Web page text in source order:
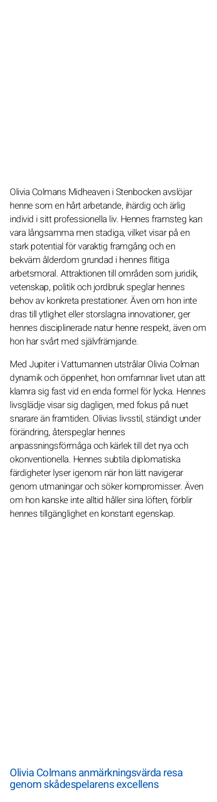
Olivia Colmans Midheaven i Stenbocken avslöjar
henne som en hårt arbetande, ihärdig och ärlig
individ i sitt professionella liv. Hennes framsteg kan
vara långsamma men stadiga, vilket visar på en
stark potential för varaktig framgång och en
bekväm ålderdom grundad i hennes flitiga
arbetsmoral. Attraktionen till områden som juridik,
vetenskap, politik och jordbruk speglar hennes
behov av konkreta prestationer. Även om hon inte
dras till ytlighet eller storslagna innovationer, ger
hennes disciplinerade natur henne respekt, även om
hon har svårt med självfrämjande.
Med Jupiter i Vattumannen utstrålar Olivia Colman
dynamik och öppenhet, hon omfamnar livet utan att
klamra sig fast vid en enda formel för lycka. Hennes
livsglädje visar sig dagligen, med fokus på nuet
snarare än framtiden. Olivias livsstil, ständigt under
förändring, återspeglar hennes
anpassningsförmåga och kärlek till det nya och
okonventionella. Hennes subtila diplomatiska
färdigheter lyser igenom när hon lätt navigerar
genom utmaningar och söker kompromisser. Även
om hon kanske inte alltid håller sina löften, förblir
hennes tillgänglighet en konstant egenskap.
Olivia Colmans anmärkningsvärda resa
genom skådespelarens excellens